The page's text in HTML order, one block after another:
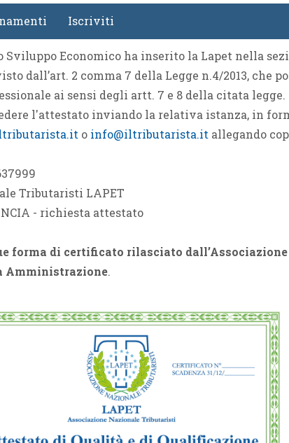
Nazionale
in streaming
Iscriviti
Economico ha inserito la Lapet nella
dall’art. 2 comma 7 della Legge n.4/2013, che
ai sensi degli artt. 7 e 8 della citata legge.
l'attestato inviando la relativa istanza, in
o info@iltributarista.it allegando
Tributaristi LAPET
- richiesta attestato
forma di certificato rilasciato dall’Associazione
Amministrazione.